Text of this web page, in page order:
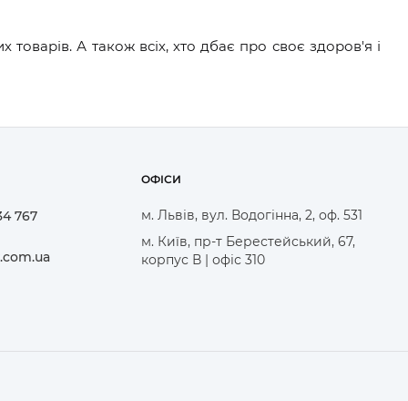
А також всіх, хто дбає про своє здоров'я і
767
ОФІСИ
м. Львів, вул. Водогінна, 2, оф. 531
м. Київ, пр-т Берестейський, 67,
корпус В | офіс 310